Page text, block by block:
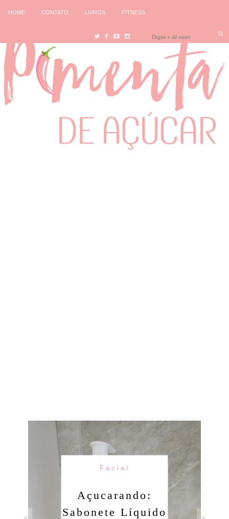
HOME CONTATO LIVROS FITNESS
Facial
Açucarando:
Sabonete Líquido